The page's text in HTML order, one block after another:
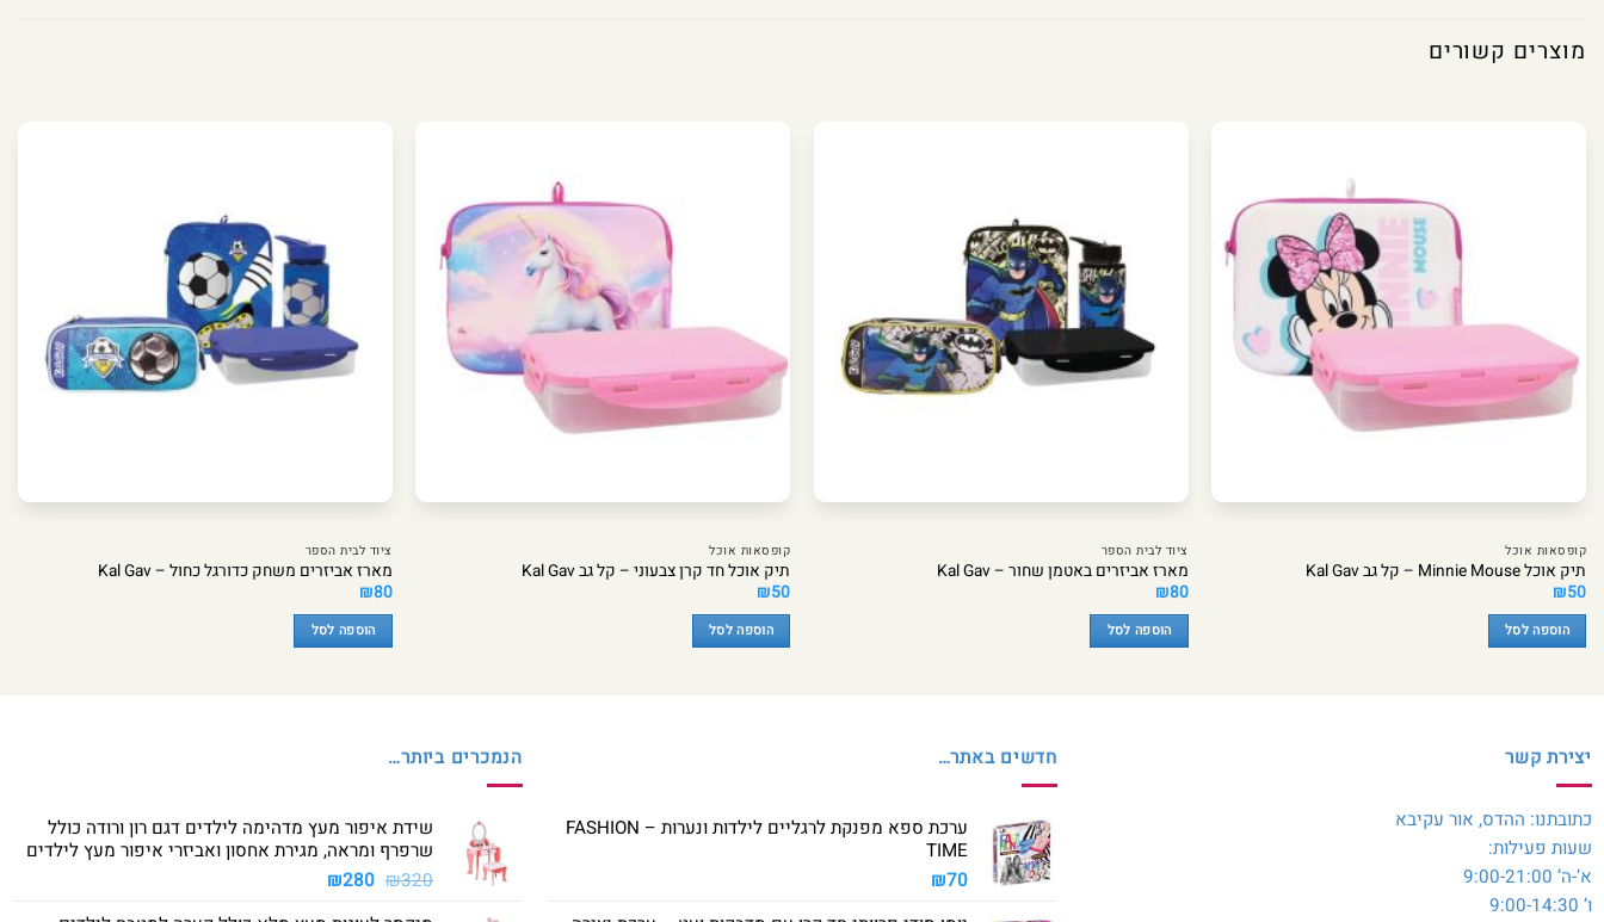
מוצרים קשורים
קופסאות אוכל
תיק אוכל Minnie Mouse – קל גב Kal Gav
₪50
הוספה לסל
ציוד לבית הספר
מארז אביזרים באטמן שחור – Kal Gav
₪80
הוספה לסל
קופסאות אוכל
תיק אוכל חד קרן צבעוני – קל גב Kal Gav
₪50
הוספה לסל
ציוד לבית הספר
מארז אביזרים משחק כדורגל כחול – Kal Gav
₪80
הוספה לסל
יצירת קשר
כתובתנו: ההדס, אור עקיבא
שעות פעילות:
א’-ה’ 9:00-21:00
ו’ 9:00-14:30
חדשים באתר…
ערכת ספא מפנקת לרגליים לילדות ונערות – FASHION
TIME
₪70
הנמכרים ביותר…
שידת איפור מעץ מדהימה לילדים דגם רון ורודה כולל
שרפרף ומראה, מגירת אחסון ואביזרי איפור מעץ לילדים
₪320
המחיר
₪280 המחיר